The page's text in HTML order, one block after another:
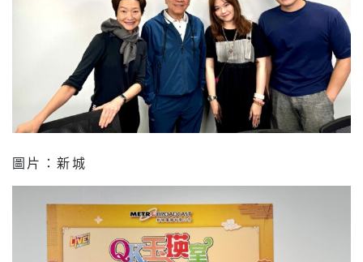
圖片：新城